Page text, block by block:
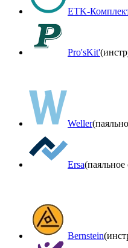
ETK-
Pro'sKit'
Weller
Ersa(паяльное
Bernstein